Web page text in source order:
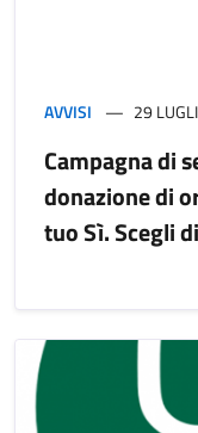
AVVISI 29
Campagna di
donazione di
tuo Sì. Scegli